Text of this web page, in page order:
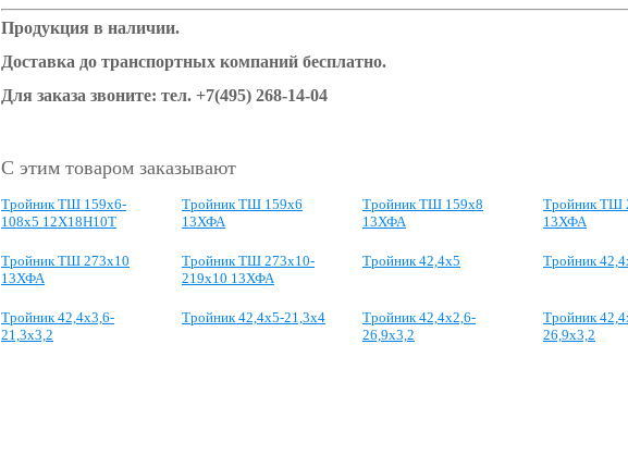
Продукция в наличии.
Доставка до транспортных компаний бесплатно.
Для заказа звоните: тел. +7(495) 268-14-04
С этим товаром заказывают
Тройник ТШ 159х6-
108х5 12Х18Н10Т
Тройник ТШ 159х6
13ХФА
Тройник ТШ 159х8
13ХФА
Тройник ТШ
13ХФА
Тройник ТШ 273х10
13ХФА
Тройник ТШ 273х10-
219х10 13ХФА
Тройник 42,4x5 Тройник
Тройник 42,4x3,6-
21,3x3,2
Тройник 42,4x5-21,3x4
Тройник 42,4x2,6-
26,9x3,2
Тройник
26,9x3,2